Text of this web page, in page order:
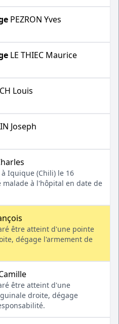
PEZRON Yves
LE THIEC Maurice
Louis
Joseph
Iquique (Chili) le 16
malade à l'hôpital en date de
être atteint d'une pointe
dégage l'armement de
être atteint d'une
droite, dégage